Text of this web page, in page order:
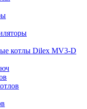
котлы Dilex MV3-D